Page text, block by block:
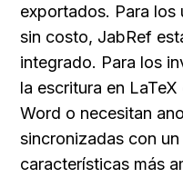
exportados. Para los
sin costo, JabRef
integrado. Para los
la escritura en
Word o necesitan
sincronizadas con
características más